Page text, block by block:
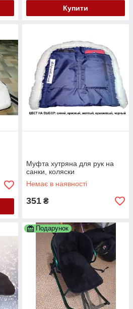
Купити
Муфта хутряна для рук на
санки, коляски
Немає в наявності
351 ₴
Подарунок